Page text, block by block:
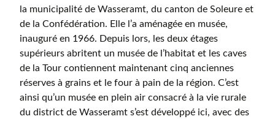
la municipalité de Wasseramt, du canton de Soleure et
de la Confédération. Elle l’a aménagée en musée,
inauguré en 1966. Depuis lors, les deux étages
supérieurs abritent un musée de l’habitat et les caves
de la Tour contiennent maintenant cinq anciennes
réserves à grains et le four à pain de la région. C’est
ainsi qu’un musée en plein air consacré à la vie rurale
du district de Wasseramt s’est développé ici, avec des